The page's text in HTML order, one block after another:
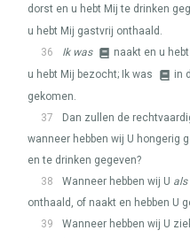
dorst en u hebt Mij te drinken
u hebt Mij gastvrij onthaald.
36
Ik was
naakt en u
u hebt Mij bezocht; Ik was
in
gekomen.
37
Dan zullen de
wanneer hebben wij U hongerig
en te drinken gegeven?
38
Wanneer hebben wij U als
onthaald, of naakt en hebben U
39
Wanneer hebben wij U